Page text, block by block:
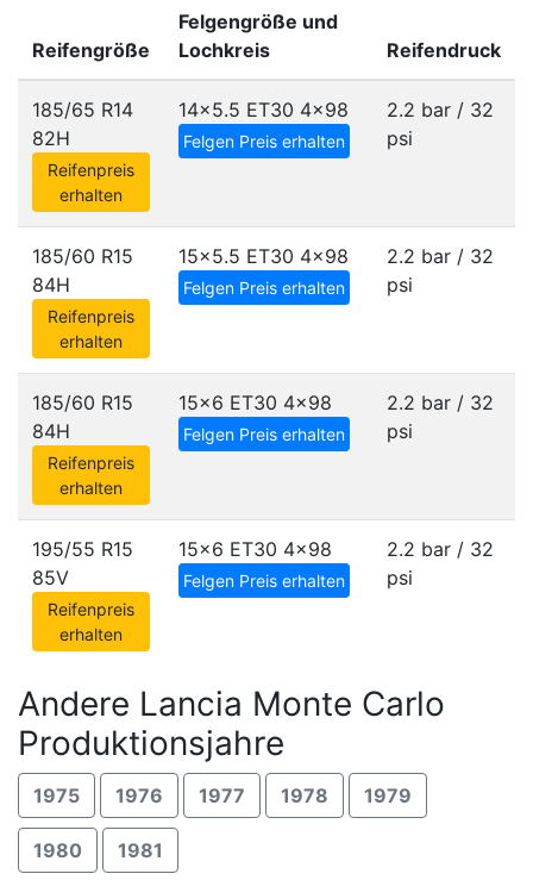
Reifengröße
Felgengröße und
Lochkreis
Reifendruck
185/65 R14
82H
Reifenpreis
erhalten
14x5.5 ET30 4x98
Felgen Preis erhalten
2.2 bar / 32
psi
185/60 R15
84H
Reifenpreis
erhalten
15x5.5 ET30 4x98
Felgen Preis erhalten
2.2 bar / 32
psi
185/60 R15
84H
Reifenpreis
erhalten
15x6 ET30 4x98
Felgen Preis erhalten
2.2 bar / 32
psi
195/55 R15
85V
Reifenpreis
erhalten
15x6 ET30 4x98
Felgen Preis erhalten
2.2 bar / 32
psi
Andere Lancia Monte Carlo
Produktionsjahre
1975 1976 1977 1978 1979
1980 1981